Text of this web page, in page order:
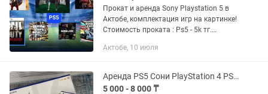
Прокат и аренда Sony Playstation 5 в
Актобе, комплектация игр на картинке!
Стоимость проката : Ps5 - 5k тг.
(приставка,2...
Актобе, 10 июля
Аренда PS5 Сони PlayStation 4 PS4 ps4 na dom плейстешн
5 000 - 8 000 ₸